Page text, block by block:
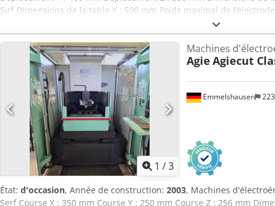
Sjrf Dimensions de la table Y : 500 mm Poids maximal de
1000 kg Changeur d’outils : 5 positions Refroidisseur Axe C
1 /3
Emmelshausen
Machines
Agie Agiecut
État: d'occasion, Année de construction: 2003, Machines
Serf Course X : 350 mm Course Y : 250 mm Course Z : 256 mm